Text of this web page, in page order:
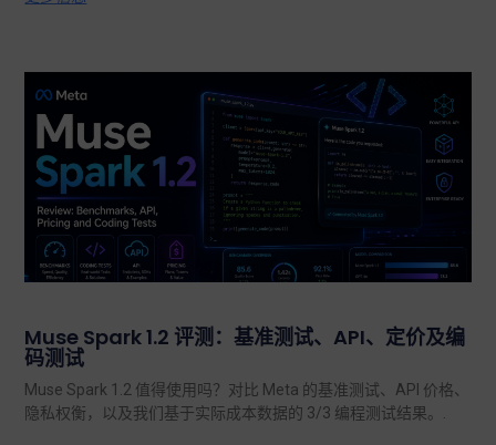
Muse Spark 1.2 评测：基准测试、API、定价及编
码测试
Muse Spark 1.2 值得使用吗？对比 Meta 的基准测试、API 价格、
隐私权衡，以及我们基于实际成本数据的 3/3 编程测试结果。.